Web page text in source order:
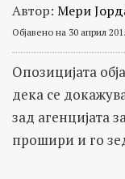
Автор: Мери
Објавено на 30 април
Опозицијата
дека се
зад агенцијата
прошири и го